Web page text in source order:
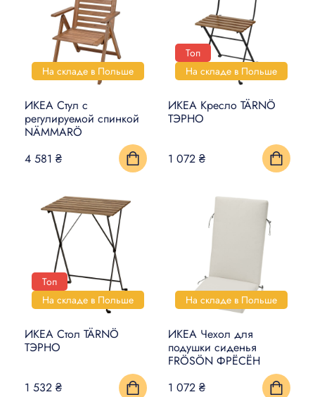
На складе в Польше
ИКЕА Стул с
регулируемой спинкой
NÄMMARÖ
4 581 ₴
Топ
На складе в Польше
ИКЕА Кресло TÄRNÖ
ТЭРНО
1 072 ₴
Топ
На складе в Польше
ИКЕА Стол TÄRNÖ
ТЭРНО
1 532 ₴
На складе в Польше
ИКЕА Чехол для
подушки сиденья
FRÖSÖN ФРЁСЁН
1 072 ₴